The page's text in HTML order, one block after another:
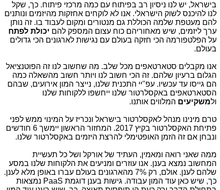
בישראל, יש לנו ניסיון רב בפיתוח עם כמה מרכזי פיתוח. כך, שקל
לנו להיכנס לשוק הישראלי. אנו לא לוקחים אחזקות מהיזמים ונותנים
להם מעטפת שלמה הכוללת גם מנטורים ומקום לעבוד בו. זה נותן
ערך ליזמים, שיש מאחוריהם כוח עצום המספק להם יכולת לפתח
על הפלטפורמה הכי חזקה בעולם עם נגישות לארגונים הכי גדולים
בעולם.
אנו מקבלים סטארטאפים מכל שלב. מה שחשוב לנו זה הפוטנציאל
הגלום ברעיון שלהם. זה הכי חשוב לנו ויותר חשוב מהשאלה כמה
הם גייסו עד עכשיו. עפ"יי התכנית שלנו, נייצר המון אירועים, שבהם
הסטארטאפים באקסלרטור שלנו ייחשפו ללקוחות שלנו
ולמשקיעים המלווים אותנו.
טרם מינינו מנהל לאקסלרטור בישראל ונכריז על המינוי ממש לפני
פתיחת האקסלרטור בקיץ 2017. המחזור הראשון יימשך 6 חודשים
ונבחן אם זה הזמן האופטימלי להרצת היזמים באקסלרטור שלנו.
ממה שאני רואה ומאמין, העתיד של אורקל ושל כל תעשיית
המחשוב נמצא בענן. אנו עוזרים ומניעים את הלקוחות שלנו במסע
שלהם לענן. אולם, רק 7% מהארגונים בעולם עברו באופן מלא לענן.
כך, שיש כאן עוד המון עבודה. גישות בענן דוגמת PaaS נמצאות